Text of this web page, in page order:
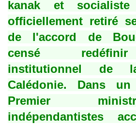
kanak et
officiellement retiré
de l'accord de
censé
institutionnel de
Calédonie. Dans
Premier
indépendantistes